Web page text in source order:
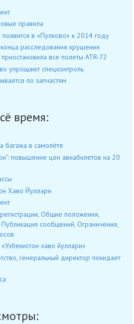
правила
в «Пулково» к 2014 году
расследования крушения
все полеты ATR-72
упрощают спецконтроль
по запчастям
время:
в самолёте
повышение цен авиабилетов на 20
Хаво Йуллари
Общие положения,
сообщений, Ограничения,
хаво йуллари»
генеральный директор покидает